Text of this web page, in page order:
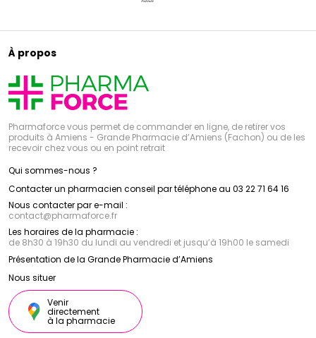
À propos
Pharmaforce vous permet de commander en ligne, de retirer vos
produits à Amiens - Grande Pharmacie d’Amiens (Fachon) ou de les
recevoir chez vous ou en point retrait
Qui sommes-nous ?
Contacter un pharmacien conseil par téléphone au 03 22 71 64 16
Nous contacter par e-mail :
contact@pharmaforce.fr
Les horaires de la pharmacie :
de 8h30 à 19h30 du lundi au vendredi et jusqu’à 19h00 le samedi
Présentation de la Grande Pharmacie d’Amiens
Nous situer
Venir
directement
à la pharmacie